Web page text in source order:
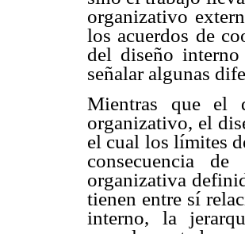
organizativo
los acuerdos de
del diseño
señalar algunas
Mientras que el
organizativo, el
el cual los límites
consecuencia
organizativa
tienen entre sí
interno, la